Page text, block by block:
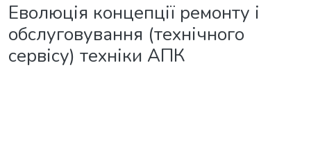
Еволюція концепції ремонту і
обслуговування (технічного
сервісу) техніки АПК